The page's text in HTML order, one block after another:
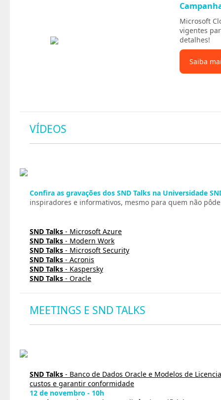
Microsoft
vigentes
detalhes!
Saiba
VÍDEOS
Confira as gravações dos SND Talks na Universidade
inspiradores e informativos, mesmo para quem não
SND Talks - Microsoft Azure
SND Talks - Modern Work
SND Talks - Microsoft Security
SND Talks - Acronis
SND Talks - Kaspersky
SND Talks - Oracle
MEETINGS E SND TALKS
SND Talks - Banco de Dados Oracle e Modelos de
custos e garantir conformidade
12 de novembro - 10h